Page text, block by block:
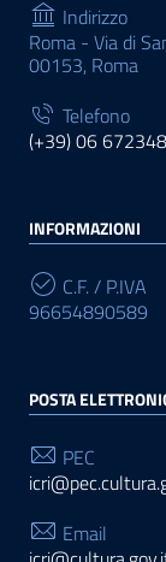
Indirizzo
Roma - Via di
00153, Roma
Telefono
(+39) 06
INFORMAZIONI
C.F. / P.IVA
96654890589
POSTA
PEC
Email